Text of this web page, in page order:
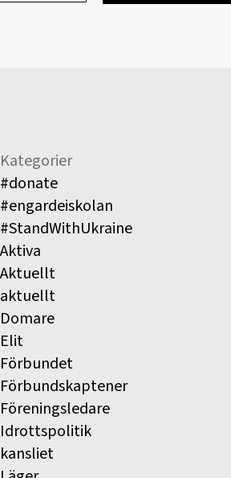
Kategorier
#donate
#engardeiskolan
#StandWithUkraine
Aktiva
Aktuellt
aktuellt
Domare
Elit
Förbundet
Förbundskaptener
Föreningsledare
Idrottspolitik
kansliet